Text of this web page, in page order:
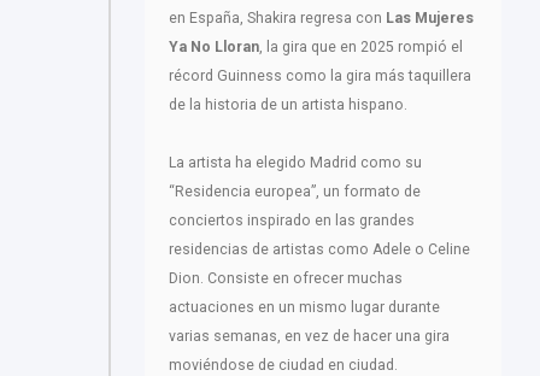
en España, Shakira regresa con Las Mujeres
Ya No Lloran, la gira que en 2025 rompió el
récord Guinness como la gira más taquillera
de la historia de un artista hispano.
La artista ha elegido Madrid como su
“Residencia europea”, un formato de
conciertos inspirado en las grandes
residencias de artistas como Adele o Celine
Dion. Consiste en ofrecer muchas
actuaciones en un mismo lugar durante
varias semanas, en vez de hacer una gira
moviéndose de ciudad en ciudad.